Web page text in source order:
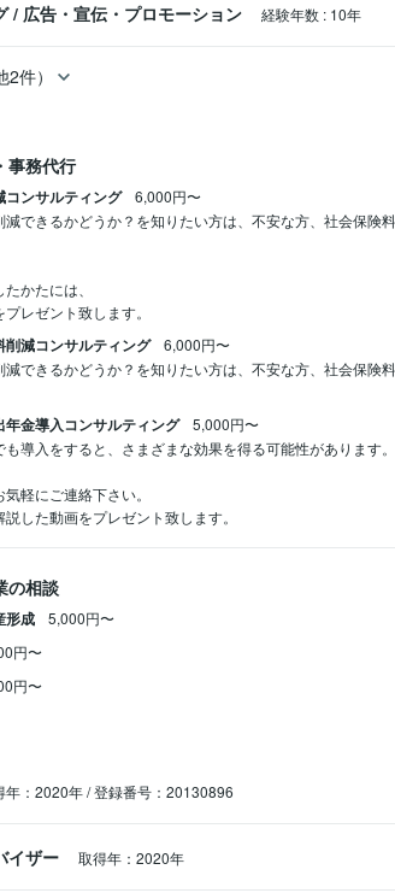
/ 広告・宣伝・プロモーション 経験年数 : 10年
件）
事務代行
コンサルティング
6,000円〜
減できるかどうか？を知りたい方は、不安な方、社会保
かたには、
レゼント致します。
削減コンサルティング
6,000円〜
減できるかどうか？を知りたい方は、不安な方、社会保
年金導入コンサルティング
5,000円〜
導入をすると、さまざまな効果を得る可能性があります。
軽にご連絡下さい。
した動画をプレゼント致します。
の相談
形成
5,000円〜
円〜
円〜
年：2020年 / 登録番号：20130896
イザー 取得年：2020年